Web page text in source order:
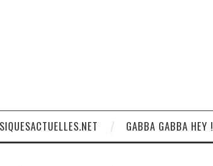
GABBA GABBA HEY !